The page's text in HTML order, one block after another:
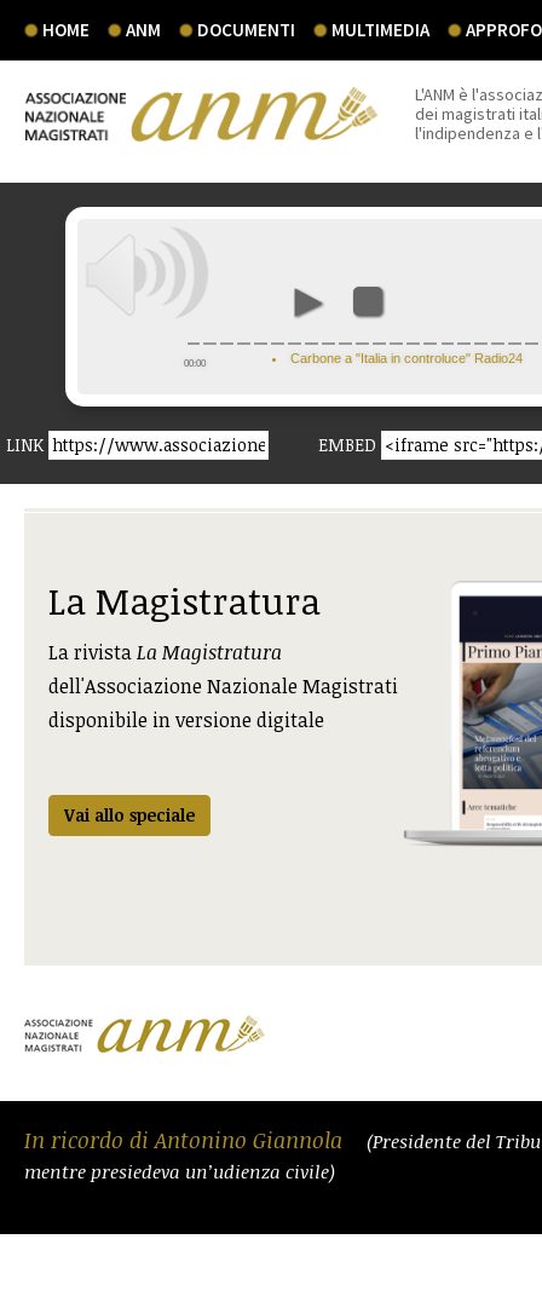
HOME ANM DOCUMENTI MULTIMEDIA
L'ANM è
dei magistrati
l'indipendenza e
00:00 Carbone a "Italia in controluce" Radio24
LINK EMBED
La Magistratura
La rivistaLa Magistratura
dell'Associazione Nazionale Magistrati
disponibile in versione digitale
Vai allo speciale
In ricordo di Antonino Giannola
(Presidente del
mentre presiedeva un’udienza civile)